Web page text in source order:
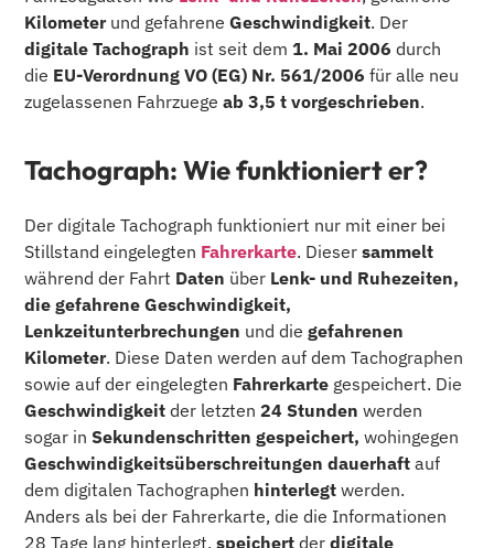
Kilometerund gefahreneGeschwindigkeit. Der
digitale Tachograph ist seit dem 1. Mai 2006 durch
die EU-Verordnung VO (EG) Nr. 561/2006 für alle neu
zugelassenen Fahrzuegeab 3,5 t vorgeschrieben.
Tachograph: Wie funktioniert er?
Der digitale Tachograph funktioniert nur mit einer bei
Stillstand eingelegten Fahrerkarte. Diesersammelt
während der Fahrt Daten über Lenk- und Ruhezeiten,
die gefahrene Geschwindigkeit,
Lenkzeitunterbrechungen und diegefahrenen
Kilometer. Diese Daten werden auf dem Tachographen
sowie auf der eingelegten Fahrerkarte gespeichert. Die
Geschwindigkeit der letzten24 Stunden werden
sogar inSekundenschritten gespeichert, wohingegen
Geschwindigkeitsüberschreitungen dauerhaft auf
dem digitalen Tachographen hinterlegt werden.
Anders als bei der Fahrerkarte, die die Informationen
28 Tage lang hinterlegt,speichert derdigitale